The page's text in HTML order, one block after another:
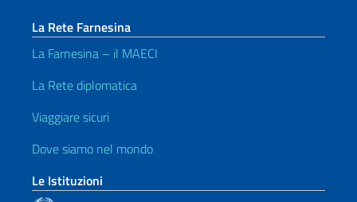
La Rete Farnesina
La Farnesina – il MAECI
La Rete diplomatica
Viaggiare sicuri
Dove siamo nel mondo
Le Istituzioni